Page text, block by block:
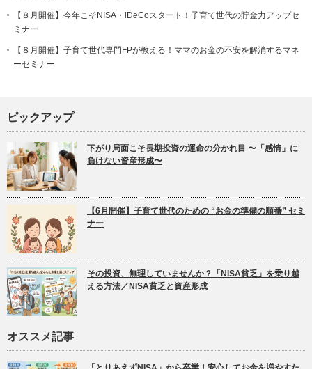
【８月開催】今年こそNISA・iDeCoスタート！子育て世代の貯金力アップセ
ミナー
【８月開催】子育て世代専門FPが教える！ママのお金の不安を解消するマネ
ーセミナー
ピックアップ
下がり局面こそ長期投資の運命の分かれ目 〜「感情」に
負けない資産形成〜
【6月開催】子育て世代のための “お金の準備の順番” セミ
ナー
その投資、無理していませんか？「NISA貧乏」を乗り越
える方法／NISA貧乏と資産形成
オススメ記事